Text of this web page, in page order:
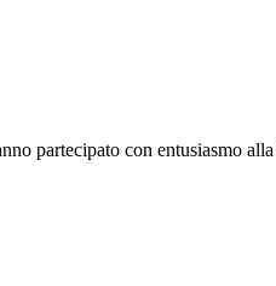
partecipato con entusiasmo